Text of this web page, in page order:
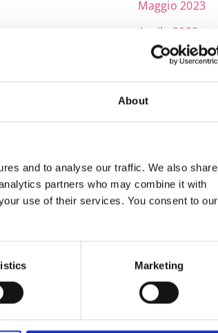
About
and to analyse our traffic. We also share
partners who may combine it with
use of their services. You consent to our
Marketing
Uno
da parte di
è stata
migliaia di
cui vivevano
cittadinanza
Maggio 2023
Aprile 2023
Marzo 2023
Febbraio 2023
Novembre 2022
Ottobre 2022
Luglio 2022
Giugno 2022
Maggio 2022
Aprile 2022